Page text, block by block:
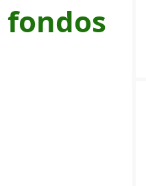
fondos